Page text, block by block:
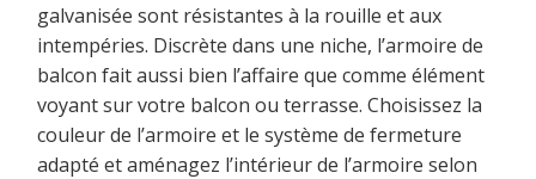
galvanisée sont résistantes à la rouille et aux
intempéries. Discrète dans une niche, l’armoire de
balcon fait aussi bien l’affaire que comme élément
voyant sur votre balcon ou terrasse. Choisissez la
couleur de l’armoire et le système de fermeture
adapté et aménagez l’intérieur de l’armoire selon